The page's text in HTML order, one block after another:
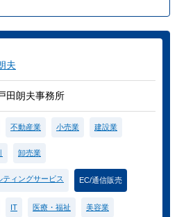
夫
田朗夫事務所
不動産業 小売業 建設業
卸売業
ティングサービス EC/通信販売
IT 医療・福祉 美容業